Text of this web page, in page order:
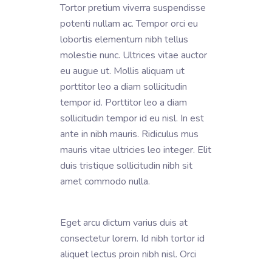
Tortor pretium viverra suspendisse
potenti nullam ac. Tempor orci eu
lobortis elementum nibh tellus
molestie nunc. Ultrices vitae auctor
eu augue ut. Mollis aliquam ut
porttitor leo a diam sollicitudin
tempor id. Porttitor leo a diam
sollicitudin tempor id eu nisl. In est
ante in nibh mauris. Ridiculus mus
mauris vitae ultricies leo integer. Elit
duis tristique sollicitudin nibh sit
amet commodo nulla.
Eget arcu dictum varius duis at
consectetur lorem. Id nibh tortor id
aliquet lectus proin nibh nisl. Orci